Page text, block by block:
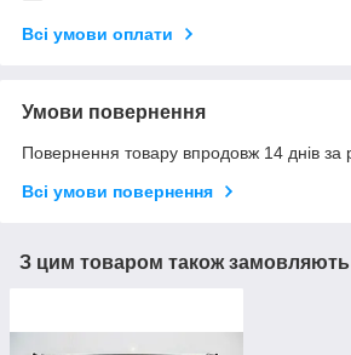
Всі умови оплати
Умови повернення
Повернення товару впродовж 14 днів за
Всі умови повернення
З цим товаром також замовляють